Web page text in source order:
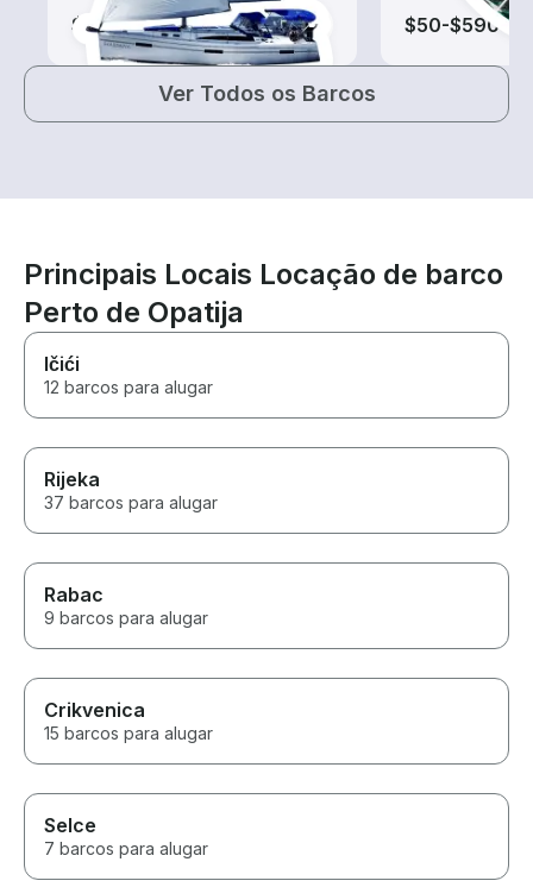
$65-$585
$50-$590
Ver Todos os Barcos
Principais Locais Locação de barco
Perto de Opatija
Ičići
12 barcos para alugar
Rijeka
37 barcos para alugar
Rabac
9 barcos para alugar
Crikvenica
15 barcos para alugar
Selce
7 barcos para alugar